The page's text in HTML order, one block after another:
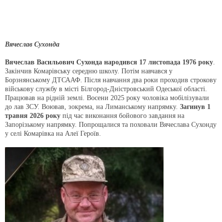
Вячеслав Сухонда
Вячеслав Васильович Сухонда народився 17 листопада 1976 року.
Закінчив Комарівську середню школу. Потім навчався у
Борзнянському ДТСААФ. Після навчання два роки проходив строкову
військову службу в місті Білгород-Дністровський Одеської області.
Працював на рідній землі. Восени 2025 року чоловіка мобілізували
до лав ЗСУ. Воював, зокрема, на Лиманському напрямку. Загинув 1
травня 2026 року під час виконання бойового завдання на
Запорізькому напрямку. Попрощалися та поховали Вячеслава Сухонду
у селі Комарівка на Алеї Героїв.